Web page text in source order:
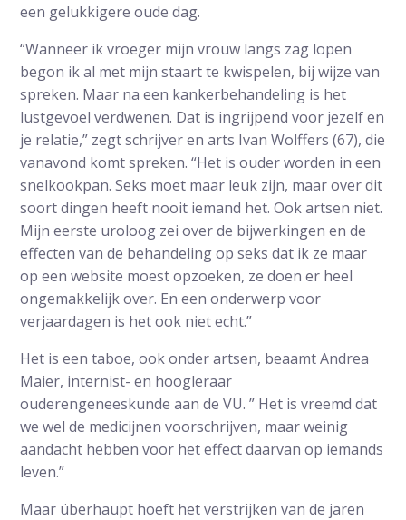
een gelukkigere oude dag.
“Wanneer ik vroeger mijn vrouw langs zag lopen
begon ik al met mijn staart te kwispelen, bij wijze van
spreken. Maar na een kankerbehandeling is het
lustgevoel verdwenen. Dat is ingrijpend voor jezelf en
je relatie,” zegt schrijver en arts Ivan Wolffers (67), die
vanavond komt spreken. “Het is ouder worden in een
snelkookpan. Seks moet maar leuk zijn, maar over dit
soort dingen heeft nooit iemand het. Ook artsen niet.
Mijn eerste uroloog zei over de bijwerkingen en de
effecten van de behandeling op seks dat ik ze maar
op een website moest opzoeken, ze doen er heel
ongemakkelijk over. En een onderwerp voor
verjaardagen is het ook niet echt.”
Het is een taboe, ook onder artsen, beaamt Andrea
Maier, internist- en hoogleraar
ouderengeneeskunde aan de VU. ” Het is vreemd dat
we wel de medicijnen voorschrijven, maar weinig
aandacht hebben voor het effect daarvan op iemands
leven.”
Maar überhaupt hoeft het verstrijken van de jaren